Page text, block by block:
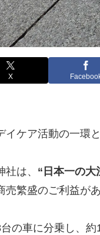
X
イケア活動の一環
社は、 “日本一の大
売繁盛のご利益が
の車に分乗し、約